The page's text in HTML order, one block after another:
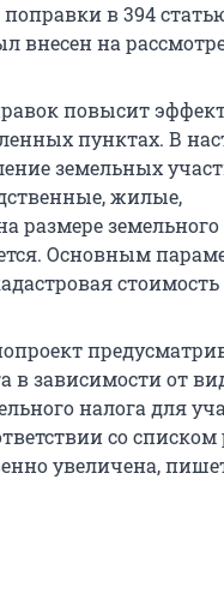
в 394
внесен на
повысит
пунктах. В
земельных
жилые,
размере земельного
Основным
стоимость
в зависимости от
налога для
со
увеличена,